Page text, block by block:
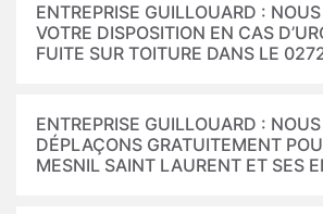
ENTREPRISE GUILLOUARD :
VOTRE DISPOSITION EN CAS
FUITE SUR TOITURE DANS LE
ENTREPRISE GUILLOUARD :
DÉPLAÇONS GRATUITEMENT
MESNIL SAINT LAURENT ET SES